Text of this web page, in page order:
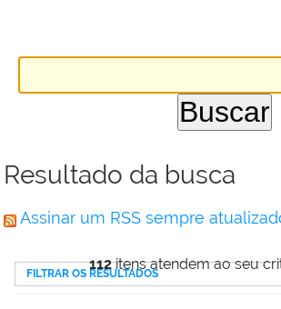
Resultado da busca
Assinar um RSS sempre
112itens atendem ao seu
FILTRAR OS RESULTADOS